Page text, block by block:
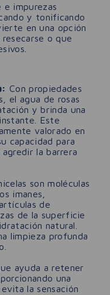
impurezas
y tonificando
en una opción
o que
Con propiedades
el agua de rosas
y brinda una
Este
valorado en
capacidad para
la barrera
son moléculas
imanes,
de
de la superficie
natural.
limpieza profunda
ayuda a retener
una
la sensación